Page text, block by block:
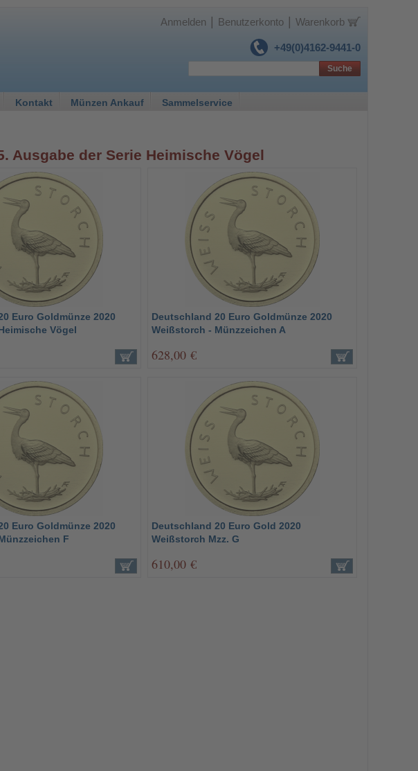
+49(0)4162-9441-0
Anmelden Benutzerkonto Warenkorb
Kontakt Münzen Ankauf Sammelservice
Suche
Ausgabe der Serie Heimische Vögel
Euro Goldmünze 2020
Vögel
Deutschland 20 Euro Goldmünze 2020
Weißstorch - Münzzeichen A
628,00 €
Euro Goldmünze 2020
F
Deutschland 20 Euro Gold 2020
Weißstorch Mzz. G
610,00 €